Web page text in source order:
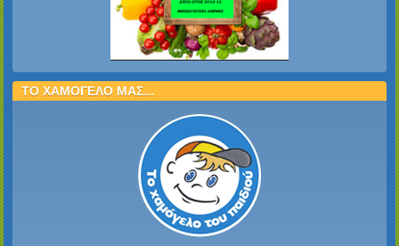
ΤΟ ΧΑΜΟΓΕΛΟ ΜΑΣ...